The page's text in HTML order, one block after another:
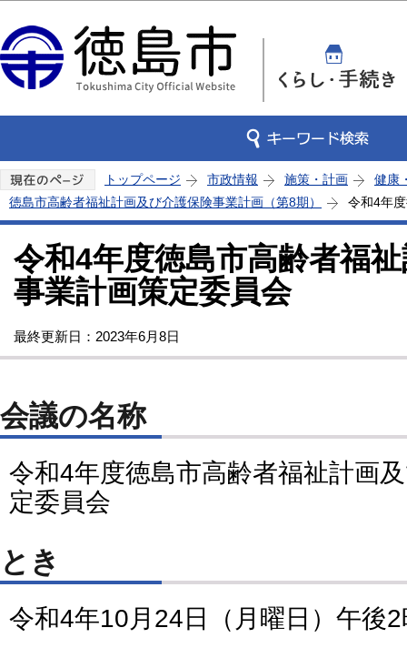
トップページ 市政情報 施策・計画
健康
徳島市高齢者福祉計画及び介護保険事業計画（第8期）
令和4年
令和4年度徳島市高齢者福
事業計画策定委員会
最終更新日：2023年6月8日
会議の名称
令和4年度徳島市高齢者福祉計画
定委員会
とき
令和4年10月24日（月曜日）午後